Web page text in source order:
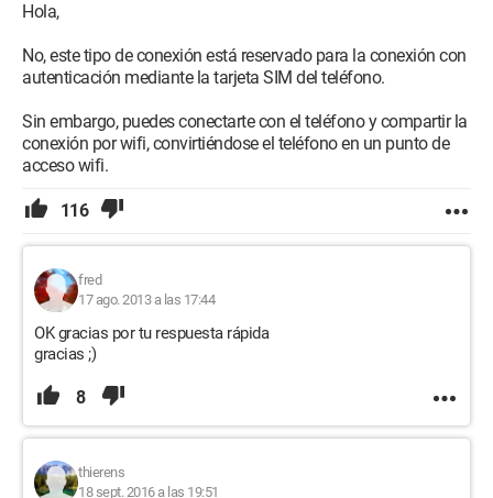
Hola,
No, este tipo de conexión está reservado para la conexión con
autenticación mediante la tarjeta SIM del teléfono.
Sin embargo, puedes conectarte con el teléfono y compartir la
conexión por wifi, convirtiéndose el teléfono en un punto de
acceso wifi.
116
fred
17 ago. 2013 a las 17:44
OK gracias por tu respuesta rápida
gracias ;)
8
thierens
18 sept. 2016 a las 19:51